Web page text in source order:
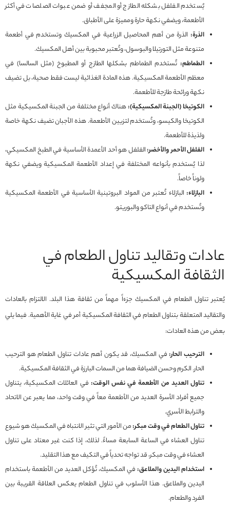
يُستخدم الفلفل بشكله الطازج أو المجفف أو ضمن عبوات الصلصات في أكثر
الأطعمة، ويضفي نكهة حارة ومميزة على الأطباق.
الذرة: الذرة من أهم المحاصيل الزراعية في المكسيك وتستخدم في أطعمة
متنوعة مثل التورتيلا والبوسول، وتُعتبر محبوبة بين أهل المكسيك.
الطماطم: تُستخدم الطماطم بشكلها الطازج أو المطبوخ (مثل السالسا) في
معظم الأطعمة المكسيكية. هذه المادة الغذائية ليست فقط صحية، بل تضيف
نكهة ورائحة طازجة للأطعمة.
الكوتيخا (الجبنة المكسيكية):هناك أنواع مختلفة من الجبنة المكسيكية مثل
الکوتیخا والكيسو، وتُستخدم لتزيين الأطعمة. هذه الأجبان تضيف نكهة خاصة
ولذيذة للأطعمة.
الفلفل الأحمر والأخضر:الفلفل هو أحد الأعمدة الأساسية في الطبخ المكسيكي،
لذا يُستخدم بأنواعه المختلفة في إعداد الأطعمة المكسيكية ويضفي نكهة
ولوناً خاصاً.
البازلاء: البازلاء تُعتبر من المواد البروتينية الأساسية في الأطعمة المكسيكية
وتُستخدم في أنواع التاكو والبوريتو.
عادات وتقاليد تناول الطعام في
الثقافة المكسيكية
يُعتبر تناول الطعام في المكسيك جزءاً مهماً من ثقافة هذا البلد. الالتزام بالعادات
والتقاليد المتعلقة بتناول الطعام في الثقافة المكسيكية أمر في غاية الأهمية. فيما يلي
بعض من هذه العادات:
الترحيب الحار: في المكسيك، قد يكون أهم عادات تناول الطعام هو الترحيب
الحار. الكرم وحسن الضيافة هما من السمات البارزة في الثقافة المكسيكية.
تناول العديد من الأطعمة في نفس الوقت: في العائلات المكسيكية، يتناول
جميع أفراد الأسرة العديد من الأطعمة معاً في وقت واحد، مما يعبر عن الاتحاد
والترابط الأسري.
تناول الطعام في وقت مبكر:من الأمور التي تثير الانتباه في المكسيك هو شيوع
تناول العشاء في الساعة السابعة مساءً. لذلك، إذا كنت غير معتاد على تناول
العشاء في وقت مبكر، قد تواجه تحدياً في التكيف مع هذا التقليد.
استخدام اليدين والملاعق: في المكسيك، تُؤكل العديد من الأطعمة باستخدام
اليدين والملاعق. هذا الأسلوب في تناول الطعام يعكس العلاقة القريبة بين
الفرد والطعام.